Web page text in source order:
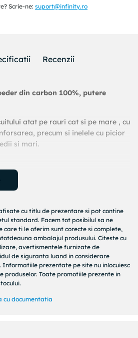
Scrie-ne: suport@infinity.ro
Recenzii
din carbon 100%, putere
atat pe rauri cat si pe mare , cu
precum si inelele cu picior
si mari.
60-120 g;
3;
3 buc;
cu titlu de prezentare si pot contine
standard. Facem tot posibilul sa ne
ti le oferim sunt corecte si complete,
ambalajul produsului. Citeste cu
avertismentele furnizate de
de siguranta luand in considerare
prezentate pe site nu inlocuiesc
produselor. Toate promotiile prezente in
cu documentatia